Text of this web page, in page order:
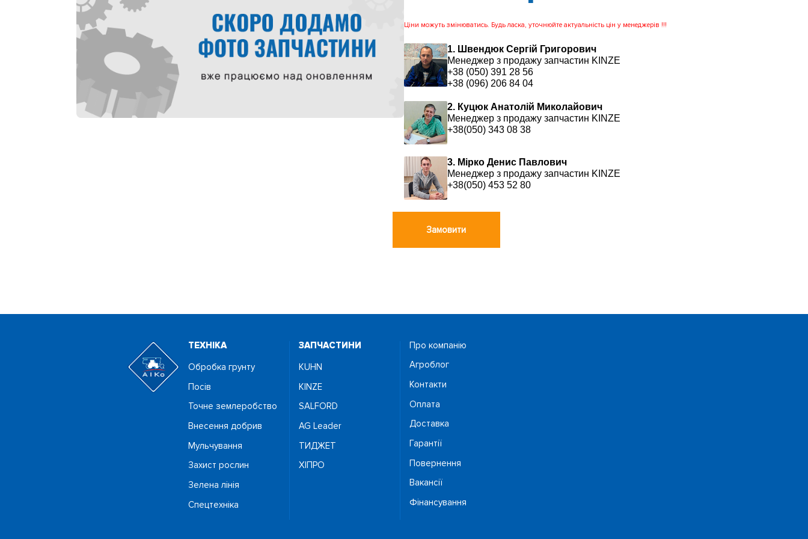
Ціни можуть змінюватись. Будь ласка, уточнюйте актуальність цін у менеджерів !!!
1. Швендюк Сергій Григорович
Менеджер з продажу запчастин KINZE
+38 (050) 391 28 56
+38 (096) 206 84 04
2. Куцюк Анатолій Миколайович
Менеджер з продажу запчастин KINZE
+38(050) 343 08 38
3. Мірко Денис Павлович
Менеджер з продажу запчастин KINZE
+38(050) 453 52 80
Замовити
ТЕХНIКА
Обробка грунту
Посiв
Точне землеробство
Внесення добрив
Мульчування
Захист рослин
Зелена лінія
Спецтехніка
ЗАПЧАСТИНИ
KUHN
KINZE
SALFORD
AG Leader
ТИДЖЕТ
ХІПРО
Про компанію
Агроблог
Контакти
Оплата
Доставка
Гарантії
Повернення
Вакансії
Фінансування